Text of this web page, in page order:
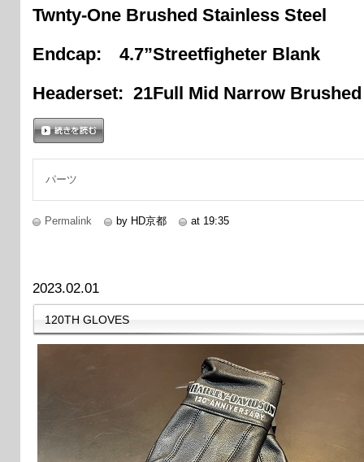
Twnty-One Brushed Stainless Steel
Endcap: 4.7”Streetfigheter Blank
Headerset: 21Full Mid Narrow
パーツ
Permalink by HD京都 at 19:35
2023.02.01
120TH GLOVES